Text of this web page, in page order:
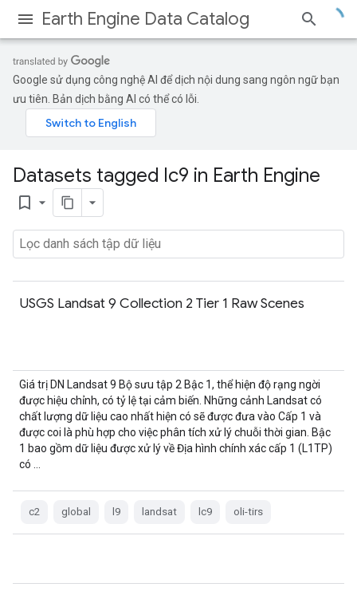
Earth Engine Data Catalog
Google sử dụng công nghệ AI để dịch nội dung sang ngôn ngữ bạn
ưu tiên. Bản dịch bằng AI có thể có lỗi.
Datasets tagged lc9 in Earth Engine
bookmark_border
USGS Landsat 9 Collection 2 Tier 1 Raw Scenes
Giá trị DN Landsat 9 Bộ sưu tập 2 Bậc 1, thể hiện độ rạng ngời
được hiệu chỉnh, có tỷ lệ tại cảm biến. Những cảnh Landsat có
chất lượng dữ liệu cao nhất hiện có sẽ được đưa vào Cấp 1 và
được coi là phù hợp cho việc phân tích xử lý chuỗi thời gian. Bậc
1 bao gồm dữ liệu được xử lý về Địa hình chính xác cấp 1 (L1TP)
có …
c2 global l9 landsat lc9 oli-tirs